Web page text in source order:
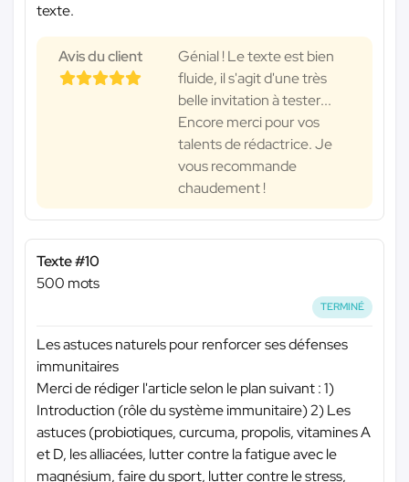
texte.
Avis du client
Génial ! Le texte est bien
fluide, il s'agit d'une très
belle invitation à tester...
Encore merci pour vos
talents de rédactrice. Je
vous recommande
chaudement !
Texte #10
500 mots
TERMINÉ
Les astuces naturels pour renforcer ses défenses
immunitaires
Merci de rédiger l'article selon le plan suivant : 1)
Introduction (rôle du système immunitaire) 2) Les
astuces (probiotiques, curcuma, propolis, vitamines A
et D, les alliacées, lutter contre la fatigue avec le
magnésium, faire du sport, lutter contre le stress,